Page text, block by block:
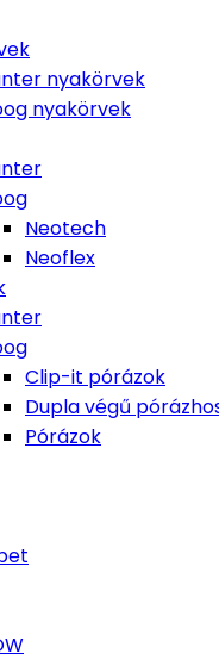
nyakörvek
nyakörvek
Neotech
Neoflex
Clip-it pórázok
Dupla végű
Pórázok